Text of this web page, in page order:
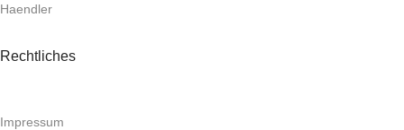
Haendler
Rechtliches
Impressum